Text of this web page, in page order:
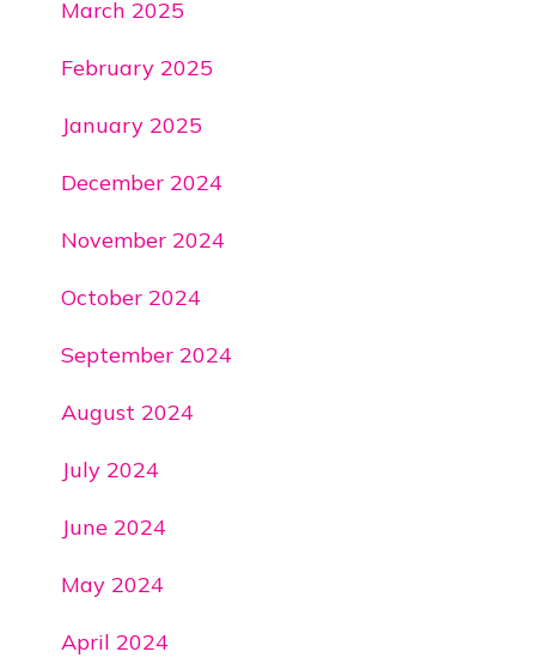
March 2025
February 2025
January 2025
December 2024
November 2024
October 2024
September 2024
August 2024
July 2024
June 2024
May 2024
April 2024